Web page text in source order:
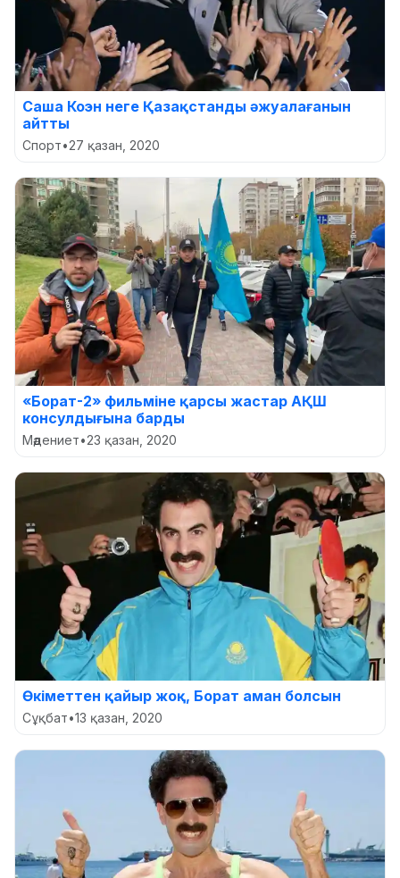
Саша Коэн неге Қазақстанды әжуалағанын
айтты
Спорт•27 қазан, 2020
«Борат-2» фильміне қарсы жастар АҚШ
консулдығына барды
Мәдениет•23 қазан, 2020
Өкіметтен қайыр жоқ, Борат аман болсын
Сұқбат•13 қазан, 2020